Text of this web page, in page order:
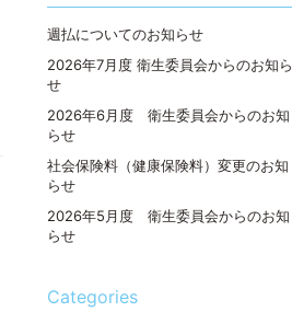
週払についてのお知らせ
2026年7月度 衛生委員会からのお知ら
せ
2026年6月度 衛生委員会からのお知
らせ
社会保険料（健康保険料）変更のお知
らせ
2026年5月度 衛生委員会からのお知
らせ
Categories